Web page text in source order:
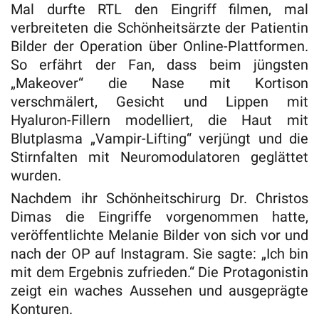
Mal durfte RTL den Eingriff filmen, mal
verbreiteten die Schönheitsärzte der Patientin
Bilder der Operation über Online-Plattformen.
So erfährt der Fan, dass beim jüngsten
„Makeover“ die Nase mit Kortison
verschmälert, Gesicht und Lippen mit
Hyaluron-Fillern modelliert, die Haut mit
Blutplasma „Vampir-Lifting“ verjüngt und die
Stirnfalten mit Neuromodulatoren geglättet
wurden.
Nachdem ihr Schönheitschirurg Dr. Christos
Dimas die Eingriffe vorgenommen hatte,
veröffentlichte Melanie Bilder von sich vor und
nach der OP auf Instagram. Sie sagte: „Ich bin
mit dem Ergebnis zufrieden.“ Die Protagonistin
zeigt ein waches Aussehen und ausgeprägte
Konturen.